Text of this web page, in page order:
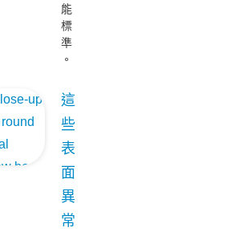
能
標
準
。
這
些
表
面
異
常